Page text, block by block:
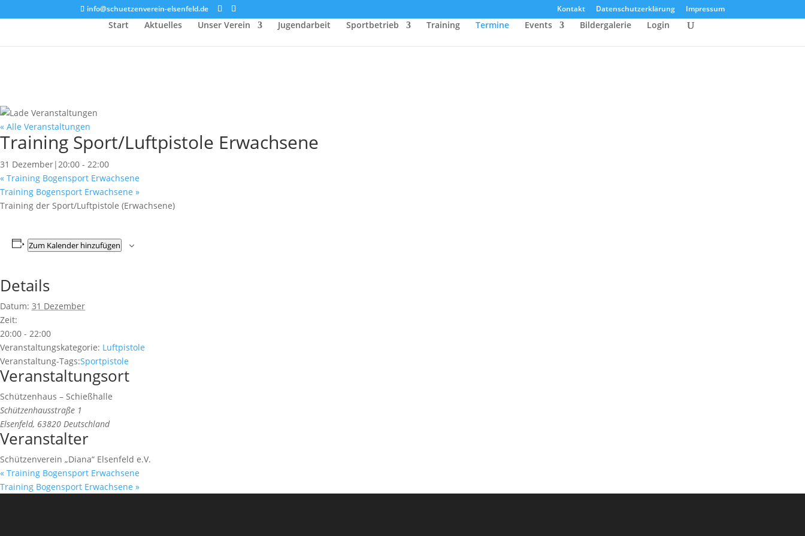
info@schuetzenverein-elsenfeld.de Kontakt Datenschutzerklärung Impressum
Start Aktuelles Unser Verein Jugendarbeit Sportbetrieb Training Termine Events Bildergalerie Login
« Alle Veranstaltungen
Training Sport/Luftpistole Erwachsene
31 Dezember|20:00 - 22:00
« Training Bogensport Erwachsene
Training Bogensport Erwachsene »
Training der Sport/Luftpistole (Erwachsene)
Zum Kalender hinzufügen
Details
Datum: 31 Dezember
Zeit:
20:00 - 22:00
Veranstaltungskategorie: Luftpistole
Veranstaltung-Tags:Sportpistole
Veranstaltungsort
Schützenhaus – Schießhalle
Schützenhausstraße 1
Elsenfeld, 63820 Deutschland
Veranstalter
Schützenverein „Diana“ Elsenfeld e.V.
« Training Bogensport Erwachsene
Training Bogensport Erwachsene »